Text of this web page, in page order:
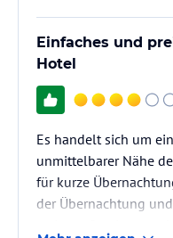
Einfaches und
Hotel
Es handelt sich um
unmittelbarer Nähe
für kurze
der Übernachtung